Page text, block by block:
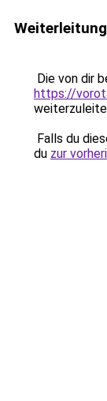
Die von dir
https://
Falls du
du zur